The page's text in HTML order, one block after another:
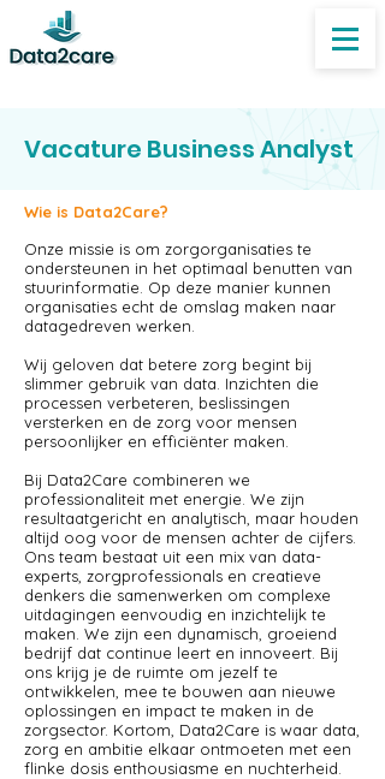
Vacature Business Analyst
Wie is Data2Care?
Onze missie is om zorgorganisaties te
ondersteunen in het optimaal benutten van
stuurinformatie. Op deze manier kunnen
organisaties echt de omslag maken naar
datagedreven werken.
Wij geloven dat betere zorg begint bij
slimmer gebruik van data. Inzichten die
processen verbeteren, beslissingen
versterken en de zorg voor mensen
persoonlijker en efficiënter maken.
Bij Data2Care combineren we
professionaliteit met energie. We zijn
resultaatgericht en analytisch, maar houden
altijd oog voor de mensen achter de cijfers.
Ons team bestaat uit een mix van data-
experts, zorgprofessionals en creatieve
denkers die samenwerken om complexe
uitdagingen eenvoudig en inzichtelijk te
maken. We zijn een dynamisch, groeiend
bedrijf dat continue leert en innoveert. Bij
ons krijg je de ruimte om jezelf te
ontwikkelen, mee te bouwen aan nieuwe
oplossingen en impact te maken in de
zorgsector. Kortom, Data2Care is waar data,
zorg en ambitie elkaar ontmoeten met een
flinke dosis enthousiasme en nuchterheid.